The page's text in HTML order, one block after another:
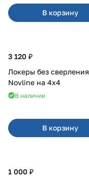
В корзину
3 120 ₽
Локеры без сверления
Novline на 4х4
В наличии
В корзину
1 000 ₽